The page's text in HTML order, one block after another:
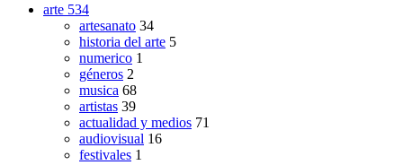
arte 534
artesanato 34
historia del arte 5
numerico 1
géneros 2
musica 68
artistas 39
actualidad y medios 71
audiovisual 16
festivales 1